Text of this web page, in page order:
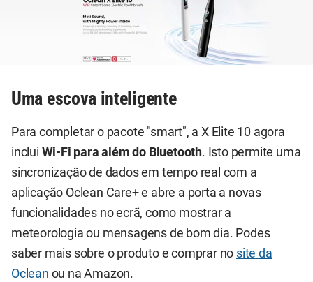
Uma escova inteligente
Para completar o pacote "smart", a X Elite 10 agora
inclui Wi-Fi para além do Bluetooth. Isto permite uma
sincronização de dados em tempo real com a
aplicação Oclean Care+ e abre a porta a novas
funcionalidades no ecrã, como mostrar a
meteorologia ou mensagens de bom dia. Podes
saber mais sobre o produto e comprar no site da
Oclean ou na Amazon.